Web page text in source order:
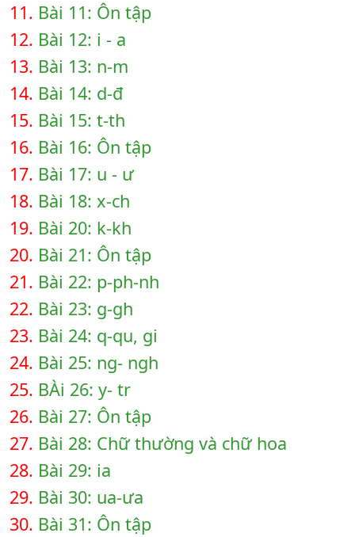
11. Bài 11: Ôn tập
12. Bài 12: i - a
13. Bài 13: n-m
14. Bài 14: d-đ
15. Bài 15: t-th
16. Bài 16: Ôn tập
17. Bài 17: u - ư
18. Bài 18: x-ch
19. Bài 20: k-kh
20. Bài 21: Ôn tập
21. Bài 22: p-ph-nh
22. Bài 23: g-gh
23. Bài 24: q-qu, gi
24. Bài 25: ng- ngh
25. BÀi 26: y- tr
26. Bài 27: Ôn tập
27. Bài 28: Chữ thường và chữ hoa
28. Bài 29: ia
29. Bài 30: ua-ưa
30. Bài 31: Ôn tập